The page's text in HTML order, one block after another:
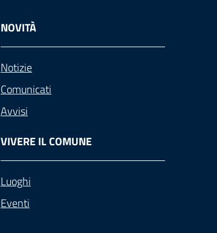
NOVITÀ
Notizie
Comunicati
Avvisi
VIVERE IL COMUNE
Luoghi
Eventi